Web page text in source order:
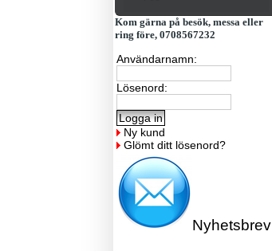
Kom gärna på besök, messa eller
ring före, 0708567232
Användarnamn:
Lösenord:
Ny kund
Glömt ditt lösenord?
Nyhetsbrev